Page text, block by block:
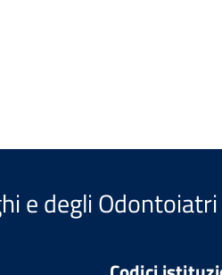
e degli